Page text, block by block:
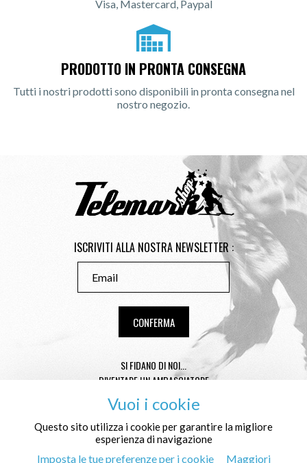
Visa, Mastercard, Paypal
PRODOTTO IN PRONTA CONSEGNA
Tutti i nostri prodotti sono disponibili in pronta consegna nel
nostro negozio.
ISCRIVITI ALLA NOSTRA NEWSLETTER :
SI FIDANO DI NOI...
DIVENTARE UN AMBASCIATORE
CONSEILS TAILLE TÉLÉMARK
CONDITIONS GÉNÉRALES DE VENTE
MENTIONS LÉGALES
PROTEZIONE DEI DATI PERSONALI E COOKIES
CHI SIAMO NOI ?
Vuoi i cookie
Questo sito utilizza i cookie per garantire la migliore
esperienza di navigazione
Imposta le tue preferenze per i cookie Maggiori